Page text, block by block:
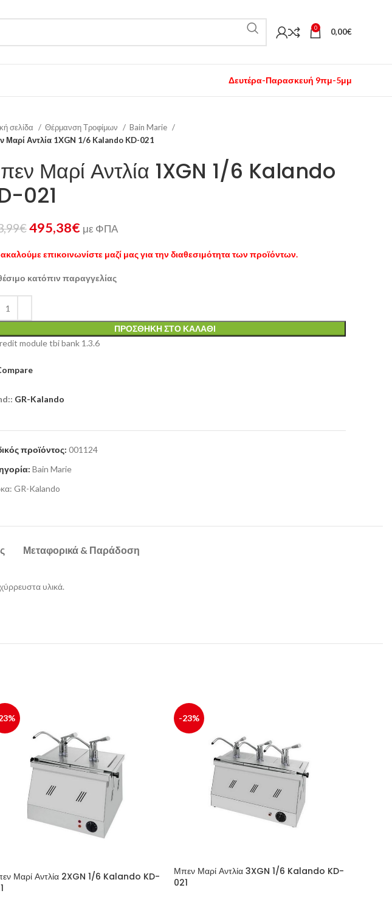
0 0,00€
Δευτέρα-Παρασκευή 9πμ-5μμ
σελίδα Θέρμανση Τροφίμων
Bain Marie
Μαρί Αντλία 1XGN 1/6 Kalando KD-021
Μαρί Αντλία 1XGN 1/6 Kalando
021
€495,38€ με ΦΠΑ
επικοινωνίστε μαζί μας για την διαθεσιμότητα των προϊόντων.
κατόπιν παραγγελίας
ΠΡΟΣΘΉΚΗ ΣΤΟ ΚΑΛΆΘΙ
GR-Kalando
προϊόντος: 001124
Bain Marie
GR-Kalando
Μεταφορικά & Παράδοση
υλικά.
Μαρί Αντλία 2XGN 1/6 Kalando KD-
-23%
Μπεν Μαρί Αντλία 3XGN 1/6 Kalando KD-
021